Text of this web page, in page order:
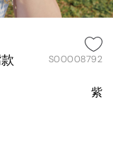
S00008792
紫